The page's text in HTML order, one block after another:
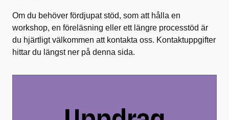
Om du behöver fördjupat stöd, som att hålla en
workshop, en föreläsning eller ett längre processtöd är
du hjärtligt välkommen att kontakta oss. Kontaktuppgifter
hittar du längst ner på denna sida.